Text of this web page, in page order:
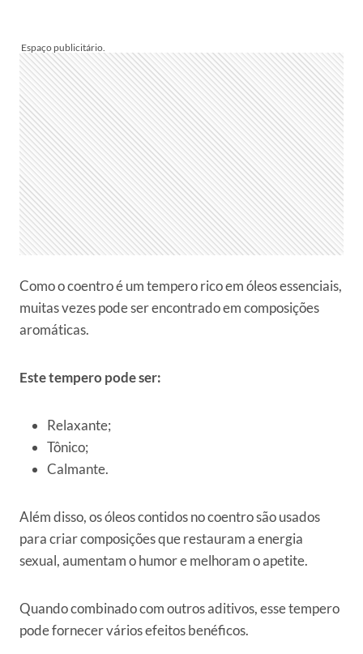
Como o coentro é um tempero rico em óleos essenciais,
muitas vezes pode ser encontrado em composições
aromáticas.
Este tempero pode ser:
Relaxante;
Tônico;
Calmante.
Além disso, os óleos contidos no coentro são usados ​​
para criar composições que restauram a energia
sexual, aumentam o humor e melhoram o apetite.
Quando combinado com outros aditivos, esse tempero
pode fornecer vários efeitos benéficos.